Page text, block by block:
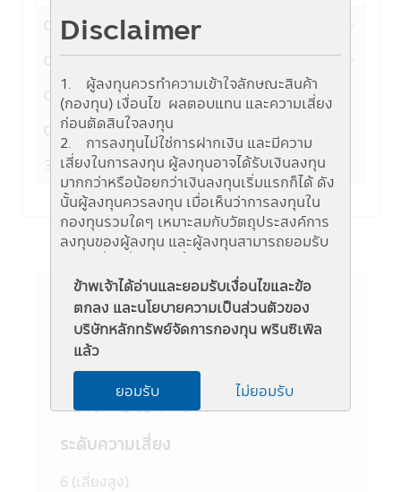
Disclaimer
1. ผู้ลงทุนควรทำความเข้าใจลักษณะสินค้า
(กองทุน) เงื่อนไข ผลตอบแทน และความเสี่ยง
ก่อนตัดสินใจลงทุน
2. การลงทุนไม่ใช่การฝากเงิน และมีความ
เสี่ยงในการลงทุน ผู้ลงทุนอาจได้รับเงินลงทุน
มากกว่าหรือน้อยกว่าเงินลงทุนเริ่มแรกก็ได้ ดัง
นั้นผู้ลงทุนควรลงทุน เมื่อเห็นว่าการลงทุนใน
กองทุนรวมใดๆ เหมาะสมกับวัตถุประสงค์การ
ลงทุนของผู้ลงทุน และผู้ลงทุนสามารถยอมรับ
รวมนั้นๆ ได้
3. ผู้สนใจลงทุนควรศึกษาข้อมูลในหนังสือชี้
ชวนให้เข้าใจก่อนซื้อหน่วยลงทุน และทำความ
เข้าใจเกี่ยวกับ "นโยบายการลงทุน" "ประเภท
หลักทรัพย์ที่จะลงทุน" "อัตราส่วนการลงทุน"
"ความเสี่ยงในการลงทุนของกองทุนรวม" และ
"คำเตือน/ข้อแนะนำ" และควรเก็บใว้เป็นข้อมูล
เพื่อใช้อ้างอิงในอนาคต หากต้องการทราบ
ข้อมูลเพิ่มเติมสามารถขอหนังสือชี้ชวนส่วน
บริษัทจัดการ หรือผู้สนับสนุนการขายที่ได้รับการ
ข้าพเจ้าได้อ่านและยอมรับเงื่อนไขและข้อ
ตกลง และนโยบายความเป็นส่วนตัวของ
บริษัทหลักทรัพย์จัดการกองทุน พรินซิเพิล
แล้ว
ยอมรับ ไม่ยอมรับ
06-08-2026
11.4881
05-08-2026
11.5049
-0.0225
04-08-2026
11.5274
0.0073
03-08-2026
31-07-2026
11.3011 0.0618
ข้อมูลกองทุน
ชื่อย่อ
PRINCIPAL GBRAND-A
ระดับความเสี่ยง
6 (เสี่ยงสูง)